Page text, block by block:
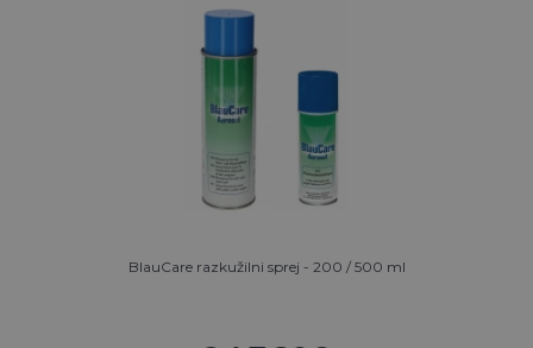
BlauCare razkužilni sprej - 200 / 500 ml